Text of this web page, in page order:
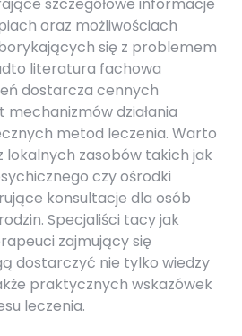
oraz możliwościach
się z problemem
literatura fachowa
dostarcza cennych
działania
metod leczenia. Warto
lokalnych zasobów takich jak
czy ośrodki
konsultacje dla osób
Specjaliści tacy jak
zajmujący się
dostarczyć nie tylko wiedzy
praktycznych wskazówek
leczenia.